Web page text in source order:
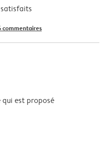
commentaires
est proposé